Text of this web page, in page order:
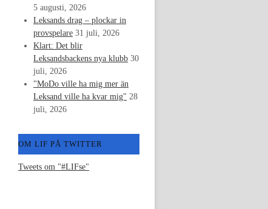
5 augusti, 2026
Leksands drag – plockar in
provspelare 31 juli, 2026
Klart: Det blir
Leksandsbackens nya klubb 30
juli, 2026
"MoDo ville ha mig mer än
Leksand ville ha kvar mig" 28
juli, 2026
OM LIF PÅ TWITTER
Tweets om "#LIFse"